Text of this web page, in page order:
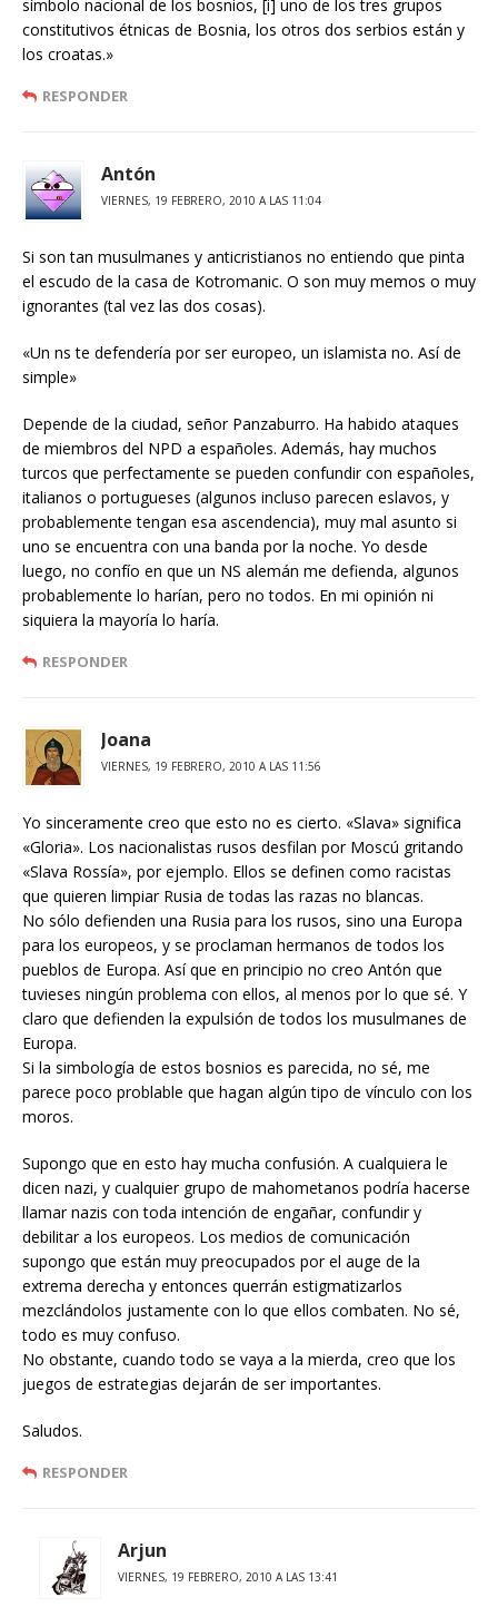
símbolo nacional de los bosnios, [i] uno de los tres grupos
constitutivos étnicas de Bosnia, los otros dos serbios están y
los croatas.»
RESPONDER
Antón
VIERNES, 19 FEBRERO, 2010 A LAS 11:04
Si son tan musulmanes y anticristianos no entiendo que pinta
el escudo de la casa de Kotromanic. O son muy memos o muy
ignorantes (tal vez las dos cosas).
«Un ns te defendería por ser europeo, un islamista no. Así de
simple»
Depende de la ciudad, señor Panzaburro. Ha habido ataques
de miembros del NPD a españoles. Además, hay muchos
turcos que perfectamente se pueden confundir con españoles,
italianos o portugueses (algunos incluso parecen eslavos, y
probablemente tengan esa ascendencia), muy mal asunto si
uno se encuentra con una banda por la noche. Yo desde
luego, no confío en que un NS alemán me defienda, algunos
probablemente lo harían, pero no todos. En mi opinión ni
siquiera la mayoría lo haría.
RESPONDER
Joana
VIERNES, 19 FEBRERO, 2010 A LAS 11:56
Yo sinceramente creo que esto no es cierto. «Slava» significa
«Gloria». Los nacionalistas rusos desfilan por Moscú gritando
«Slava Rossía», por ejemplo. Ellos se definen como racistas
que quieren limpiar Rusia de todas las razas no blancas.
No sólo defienden una Rusia para los rusos, sino una Europa
para los europeos, y se proclaman hermanos de todos los
pueblos de Europa. Así que en principio no creo Antón que
tuvieses ningún problema con ellos, al menos por lo que sé. Y
claro que defienden la expulsión de todos los musulmanes de
Europa.
Si la simbología de estos bosnios es parecida, no sé, me
parece poco problable que hagan algún tipo de vínculo con los
moros.
Supongo que en esto hay mucha confusión. A cualquiera le
dicen nazi, y cualquier grupo de mahometanos podría hacerse
llamar nazis con toda intención de engañar, confundir y
debilitar a los europeos. Los medios de comunicación
supongo que están muy preocupados por el auge de la
extrema derecha y entonces querrán estigmatizarlos
mezclándolos justamente con lo que ellos combaten. No sé,
todo es muy confuso.
No obstante, cuando todo se vaya a la mierda, creo que los
juegos de estrategias dejarán de ser importantes.
Saludos.
RESPONDER
Arjun
VIERNES, 19 FEBRERO, 2010 A LAS 13:41